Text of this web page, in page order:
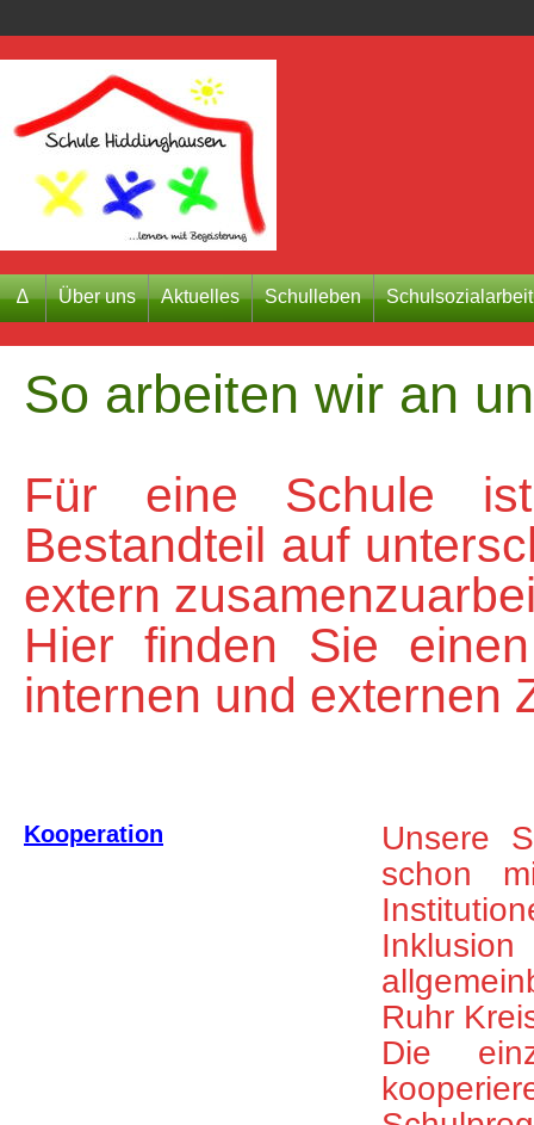
∆ Über uns Aktuelles Schulleben Schulsozialarbeit
So arbeiten wir an
Für eine Schule
Bestandteil auf
extern
Hier finden Sie
internen und externen
Kooperation
Unsere
schon
Ruhr
Die